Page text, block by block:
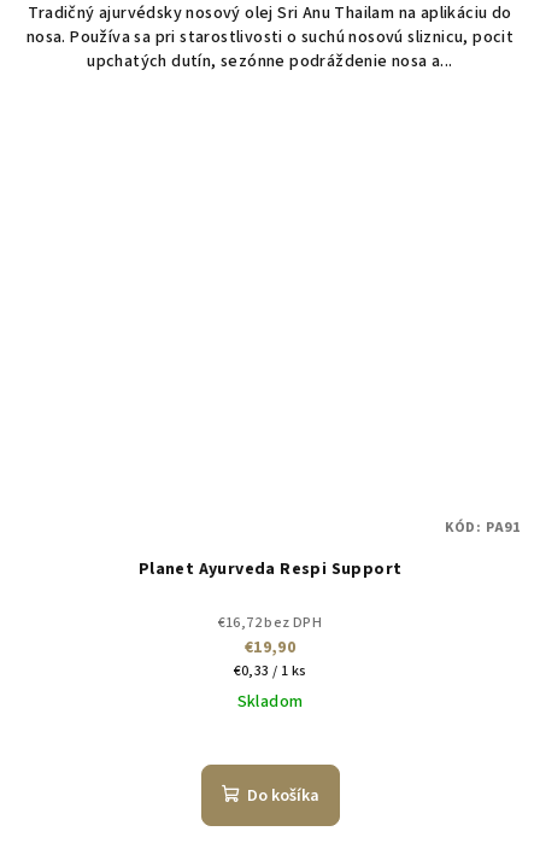
Tradičný ajurvédsky nosový olej Sri Anu Thailam na aplikáciu do
nosa. Používa sa pri starostlivosti o suchú nosovú sliznicu, pocit
upchatých dutín, sezónne podráždenie nosa a...
Planet Ayurveda Respi Support
€16,72 bez DPH
€19,90
Jednotková
cena:
€0,33 / 1 ks
Skladom
Do košíka
KÓD: PA91